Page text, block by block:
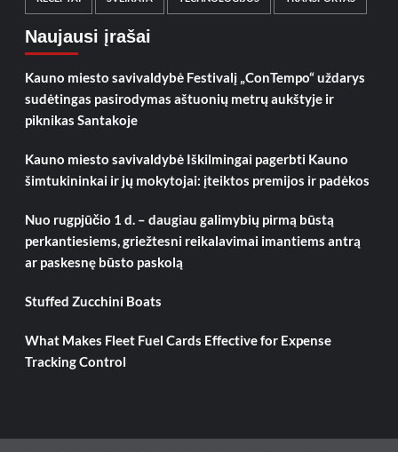
Naujausi įrašai
Kauno miesto savivaldybė Festivalį „ConTempo“ uždarys
sudėtingas pasirodymas aštuonių metrų aukštyje ir
piknikas Santakoje
Kauno miesto savivaldybė Iškilmingai pagerbti Kauno
šimtukininkai ir jų mokytojai: įteiktos premijos ir padėkos
Nuo rugpjūčio 1 d. – daugiau galimybių pirmą būstą
perkantiesiems, griežtesni reikalavimai imantiems antrą
ar paskesnę būsto paskolą
Stuffed Zucchini Boats
What Makes Fleet Fuel Cards Effective for Expense
Tracking Control